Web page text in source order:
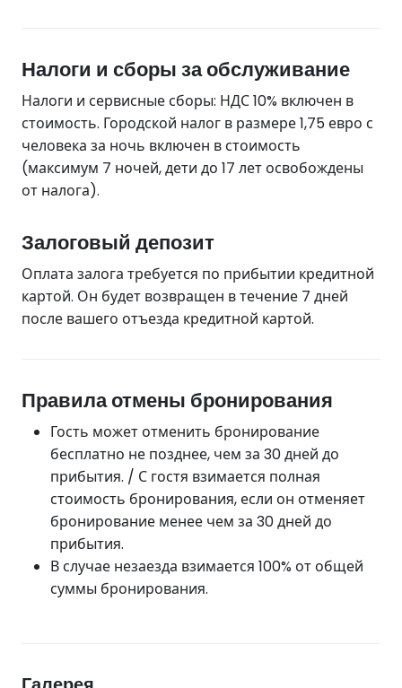
Налоги и сборы за обслуживание
Налоги и сервисные сборы: НДС 10% включен в
стоимость. Городской налог в размере 1,75 евро с
человека за ночь включен в стоимость
(максимум 7 ночей, дети до 17 лет освобождены
от налога).
Залоговый депозит
Оплата залога требуется по прибытии кредитной
картой. Он будет возвращен в течение 7 дней
после вашего отъезда кредитной картой.
Правила отмены бронирования
Гость может отменить бронирование
бесплатно не позднее, чем за 30 дней до
прибытия. / С гостя взимается полная
стоимость бронирования, если он отменяет
бронирование менее чем за 30 дней до
прибытия.
В случае незаезда взимается 100% от общей
суммы бронирования.